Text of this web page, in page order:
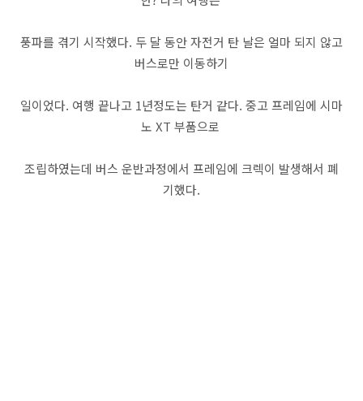
풍파를 겪기 시작했다. 두 달 동안 자전거 탄 날은 얼마 되지 않고
버스로만 이동하기
일이었다. 여행 끝나고 1년정도는 탄거 같다. 중고 프레임에 시마
노 XT 부품으로
조립하였는데 버스 운반과정에서 프레임에 크렉이 발생해서 폐
기했다.